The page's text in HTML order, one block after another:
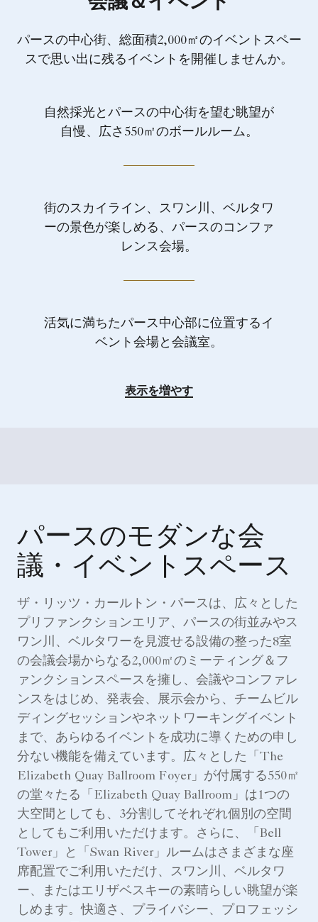
パースの中心街、総面積2,000㎡のイベントスペー
スで思い出に残るイベントを開催しませんか。
自然採光とパースの中心街を望む眺望が
自慢、広さ550㎡のボールルーム。
街のスカイライン、スワン川、ベルタワ
ーの景色が楽しめる、パースのコンファ
レンス会場。
活気に満ちたパース中心部に位置するイ
ベント会場と会議室。
表示を増やす
パースのモダンな会
議・イベントスペース
ザ・リッツ・カールトン・パースは、広々とした
プリファンクションエリア、パースの街並みやス
ワン川、ベルタワーを見渡せる設備の整った8室
の会議会場からなる2,000㎡のミーティング＆フ
ァンクションスペースを擁し、会議やコンファレ
ンスをはじめ、発表会、展示会から、チームビル
ディングセッションやネットワーキングイベント
まで、あらゆるイベントを成功に導くための申し
分ない機能を備えています。広々とした「The
Elizabeth Quay Ballroom Foyer」が付属する550㎡
の堂々たる「Elizabeth Quay Ballroom」は1つの
大空間としても、3分割してそれぞれ個別の空間
としてもご利用いただけます。さらに、「Bell
Tower」と「Swan River」ルームはさまざまな座
席配置でご利用いただけ、スワン川、ベルタワ
ー、またはエリザベスキーの素晴らしい眺望が楽
しめます。快適さ、プライバシー、プロフェッシ